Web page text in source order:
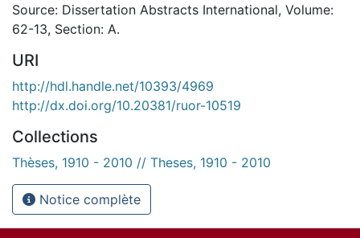
Source: Dissertation Abstracts International, Volume:
62-13, Section: A.
URI
http://hdl.handle.net/10393/4969
http://dx.doi.org/10.20381/ruor-10519
Collections
Thèses, 1910 - 2010 // Theses, 1910 - 2010
Notice complète